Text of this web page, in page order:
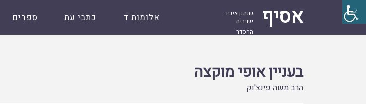
אסיף
שנתון איגוד
ישיבות
ההסדר
אלומות ד כתבי עת ספרים
בעניין אופי מוקצה
הרב משה פינצ'וק